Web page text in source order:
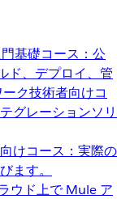
基礎コース：公
ド、デプロイ、管
ク技術者向けコ
グレーションソリ
けコース：実際の
ます。
ウド上で Mule ア